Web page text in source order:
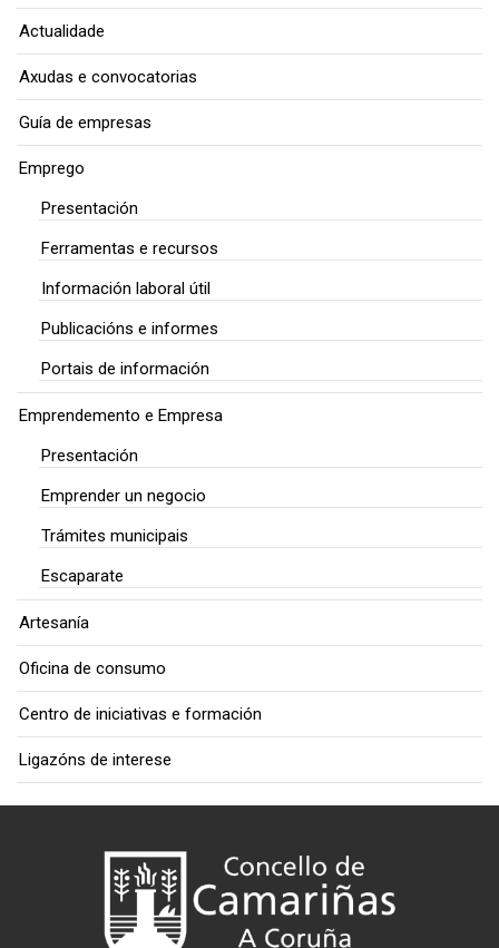
Actualidade
Axudas e convocatorias
Guía de empresas
Emprego
Presentación
Ferramentas e recursos
Información laboral útil
Publicacións e informes
Portais de información
Emprendemento e Empresa
Presentación
Emprender un negocio
Trámites municipais
Escaparate
Artesanía
Oficina de consumo
Centro de iniciativas e formación
Ligazóns de interese